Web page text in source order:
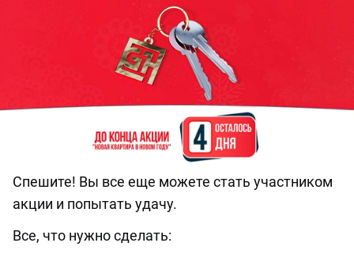
Спешите! Вы все еще можете стать участником
акции и попытать удачу.
Все, что нужно сделать: